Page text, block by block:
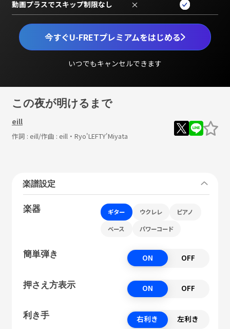
今すぐU-FRETプレミアムをはじめる
いつでもキャンセルできます
動画プラスでスキップ制限なし ×
この夜が明けるまで
eill
作詞 : eill/作曲 : eill・Ryo'LEFTY'Miyata
楽譜設定
楽器 ギター ウクレレ ピアノ
ベース パワーコード
簡単弾き ON OFF
押さえ方表示 ON OFF
利き手 右利き 左利き